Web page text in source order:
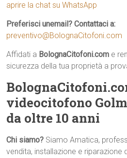
aprire la chat su WhatsApp
Preferisci unemail? Contattaci a:
preventivo@BolognaCitofoni.com
Affidati a BolognaCitofoni.com e
sicurezza della tua proprietà a
videocitofono
da oltre 10 anni
Chi siamo? Siamo Amatica,
vendita, installazione e